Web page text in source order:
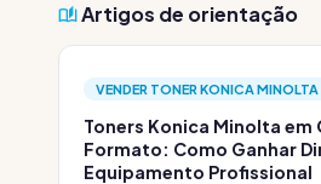
Artigos de orientação
VENDER TONER KONICA
Toners Konica Minolta em
Formato: Como Ganhar
Equipamento Profissional